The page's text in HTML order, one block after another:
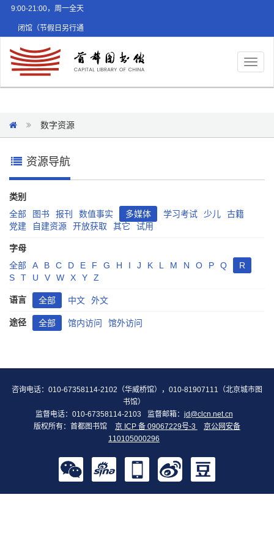
9:00-21:00，周一全天
闭馆（节假日另行通
数字资源
资源导航
类别
全部
图书 报刊 数值事实 多媒体 学习考试 少儿
古籍
党建
自建资源 开放获取 其它 试用
字母
全部
A B C D E F G H I J K L M N O P Q
R
S
T U V W X Y Z
语言 全部 中文 外文
途径 全部 馆内访问 馆外访问
咨询电话：010-67358114-2102（华威桥馆），010-81907111（北京城市图
书馆）
监督电话：010-67358114-2103
监督邮箱： jd@clcn.net.cn
版权所有：首都图书馆
京 ICP 备 09067229号-3
京公网安备
110105000296